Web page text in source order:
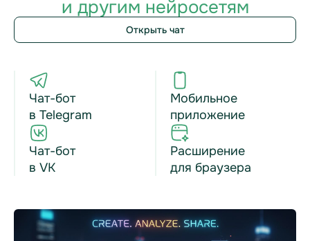
и другим нейросетям
Открыть чат
Чат-бот
в Telegram
Чат-бот
в VK
Мобильное
приложение
Расширение
для браузера